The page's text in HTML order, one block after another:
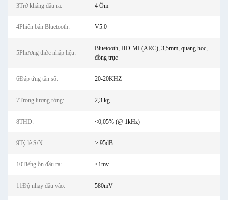
3Trở kháng đầu ra: 4 Ôm
4Phiên bản Bluetooth: V5.0
5Phương thức nhập liệu:
Bluetooth, HD-MI (ARC), 3,5mm, quang học,
đồng trục
6Đáp ứng tần số: 20-20KHZ
7Trọng lượng ròng: 2,3 kg
8THD: <0,05% (@ 1kHz)
9Tỷ lệ S/N.: > 95dB
10Tiếng ồn đầu ra: <1mv
11Độ nhạy đầu vào: 580mV